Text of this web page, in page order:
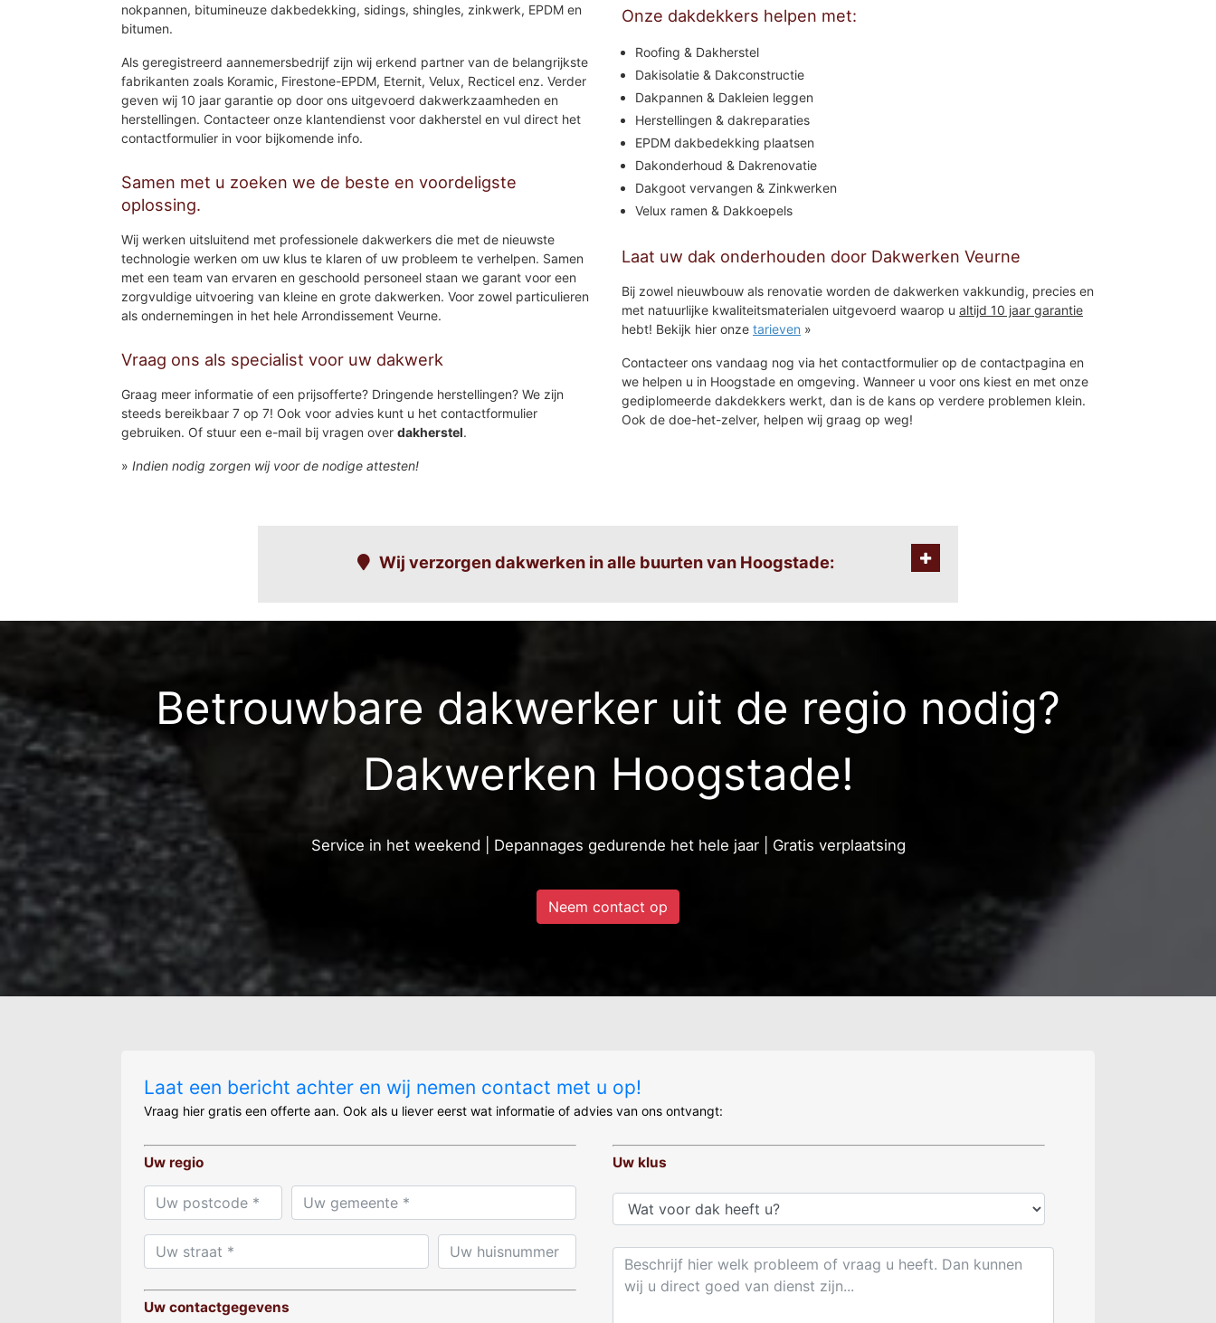
nokpannen, bitumineuze dakbedekking, sidings, shingles, zinkwerk, EPDM en
bitumen.
Als geregistreerd aannemersbedrijf zijn wij erkend partner van de belangrijkste
fabrikanten zoals Koramic, Firestone-EPDM, Eternit, Velux, Recticel enz. Verder
geven wij 10 jaar garantie op door ons uitgevoerd dakwerkzaamheden en
herstellingen. Contacteer onze klantendienst voor dakherstel en vul direct het
contactformulier in voor bijkomende info.
Samen met u zoeken we de beste en voordeligste
oplossing.
Wij werken uitsluitend met professionele dakwerkers die met de nieuwste
technologie werken om uw klus te klaren of uw probleem te verhelpen. Samen
met een team van ervaren en geschoold personeel staan we garant voor een
zorgvuldige uitvoering van kleine en grote dakwerken. Voor zowel particulieren
als ondernemingen in het hele Arrondissement Veurne.
Vraag ons als specialist voor uw dakwerk
Graag meer informatie of een prijsofferte? Dringende herstellingen? We zijn
steeds bereikbaar 7 op 7! Ook voor advies kunt u het contactformulier
gebruiken. Of stuur een e-mail bij vragen overdakherstel.
»Indien nodig zorgen wij voor de nodige attesten!
Onze dakdekkers helpen met:
Roofing & Dakherstel
Dakisolatie & Dakconstructie
Dakpannen & Dakleien leggen
Herstellingen & dakreparaties
EPDM dakbedekking plaatsen
Dakonderhoud & Dakrenovatie
Dakgoot vervangen & Zinkwerken
Velux ramen & Dakkoepels
Laat uw dak onderhouden door Dakwerken Veurne
Bij zowel nieuwbouw als renovatie worden de dakwerken vakkundig, precies en
met natuurlijke kwaliteitsmaterialen uitgevoerd waarop u altijd 10 jaar garantie
hebt! Bekijk hier onze tarieven »
Contacteer ons vandaag nog via het contactformulier op de contactpagina en
we helpen u in Hoogstade en omgeving. Wanneer u voor ons kiest en met onze
gediplomeerde dakdekkers werkt, dan is de kans op verdere problemen klein.
Ook de doe-het-zelver, helpen wij graag op weg!
Wij verzorgen dakwerken in alle buurten van Hoogstade:
Betrouwbare dakwerker uit de regio nodig?
Dakwerken Hoogstade!
Service in het weekend | Depannages gedurende het hele jaar | Gratis verplaatsing
Neem contact op
Laat een bericht achter en wij nemen contact met u op!
Vraag hier gratis een offerte aan. Ook als u liever eerst wat informatie of advies van ons ontvangt:
Uw regio
Uw contactgegevens
Uw klus